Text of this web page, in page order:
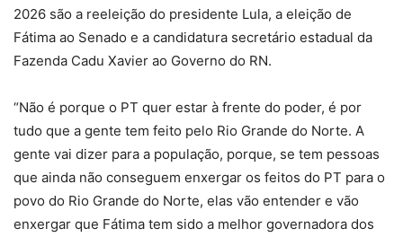
2026 são a reeleição do presidente Lula, a eleição de
Fátima ao Senado e a candidatura secretário estadual da
Fazenda Cadu Xavier ao Governo do RN.
“Não é porque o PT quer estar à frente do poder, é por
tudo que a gente tem feito pelo Rio Grande do Norte. A
gente vai dizer para a população, porque, se tem pessoas
que ainda não conseguem enxergar os feitos do PT para o
povo do Rio Grande do Norte, elas vão entender e vão
enxergar que Fátima tem sido a melhor governadora dos